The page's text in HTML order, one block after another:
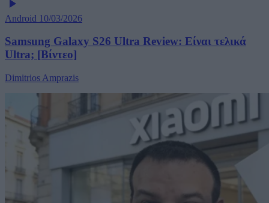
Android 10/03/2026
Samsung Galaxy S26 Ultra Review: Είναι τελικά
Ultra; [Βίντεο]
Dimitrios Amprazis